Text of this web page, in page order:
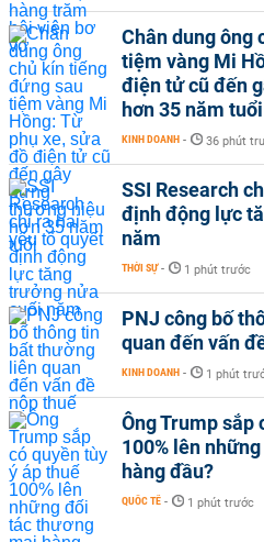
Chân dung ông
tiệm vàng Mi
điện tử cũ đến
hơn 35 năm tuổi
KINH DOANH - 36 phút
SSI Research
định động lực
năm
THỜI SỰ - 1 phút trước
PNJ công bố
quan đến vấn
KINH DOANH - 1 phút
Ông Trump sắp
100% lên
hàng đầu?
QUỐC TẾ - 1 phút trước